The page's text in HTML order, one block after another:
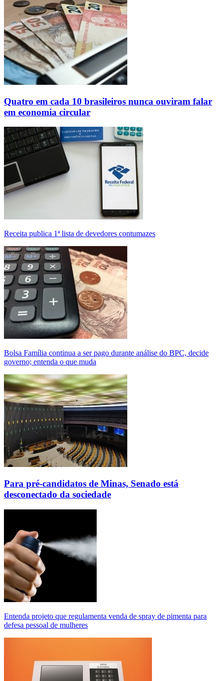
Quatro em cada 10 brasileiros nunca ouviram falar
em economia circular
Receita publica 1ª lista de devedores contumazes
Bolsa Família continua a ser pago durante análise do BPC, decide
governo; entenda o que muda
Para pré-candidatos de Minas, Senado está
desconectado da sociedade
Entenda projeto que regulamenta venda de spray de pimenta para
defesa pessoal de mulheres